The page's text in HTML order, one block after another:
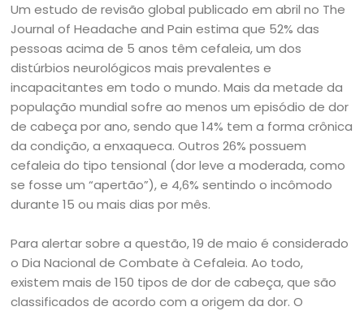
Um estudo de revisão global publicado em abril no The
Journal of Headache and Pain estima que 52% das
pessoas acima de 5 anos têm cefaleia, um dos
distúrbios neurológicos mais prevalentes e
incapacitantes em todo o mundo. Mais da metade da
população mundial sofre ao menos um episódio de dor
de cabeça por ano, sendo que 14% tem a forma crônica
da condição, a enxaqueca. Outros 26% possuem
cefaleia do tipo tensional (dor leve a moderada, como
se fosse um “apertão”), e 4,6% sentindo o incômodo
durante 15 ou mais dias por mês.
Para alertar sobre a questão, 19 de maio é considerado
o Dia Nacional de Combate à Cefaleia. Ao todo,
existem mais de 150 tipos de dor de cabeça, que são
classificados de acordo com a origem da dor. O